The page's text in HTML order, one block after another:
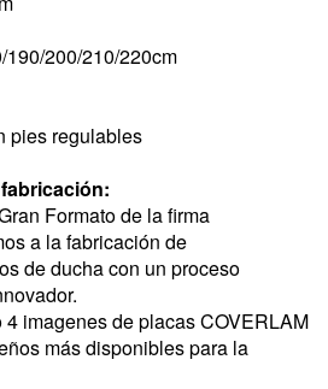
200/210/220cm
pies regulables
Formato de la firma
a la fabricación de
de ducha con un proceso
imagenes de placas COVERLAM
más disponibles para la